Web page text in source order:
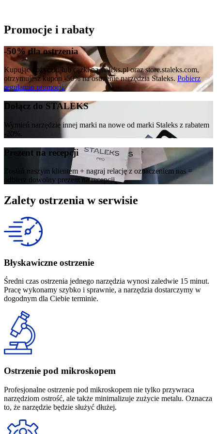
Promocje i rabaty
-50% dla ostrzenia
Kupując nożyczki lub cążki na staleks.pl oraz store.staleks.com,
otrzymujesz kupon -50% na ostrzenie narzędzia Staleks. Pobierz
regulamin promocji.
Dołącz do STALEKS
Wymień narzędzie innej marki na nowe od marki Staleks z rabatem
-20%.
Prezent na recepcji
Zostań naszym klientem + nagraj relację z oznaczeniem nas =
odbierz dowolny prezent na recepcji.
Zalety ostrzenia w serwisie
Błyskawiczne ostrzenie
Średni czas ostrzenia jednego narzędzia wynosi zaledwie 15 minut.
Pracę wykonamy szybko i sprawnie, a narzędzia dostarczymy w
dogodnym dla Ciebie terminie.
Ostrzenie pod mikroskopem
Profesjonalne ostrzenie pod mikroskopem nie tylko przywraca
narzędziom ostrość, ale także minimalizuje zużycie metalu. Oznacza
to, że narzędzie będzie służyć dłużej.